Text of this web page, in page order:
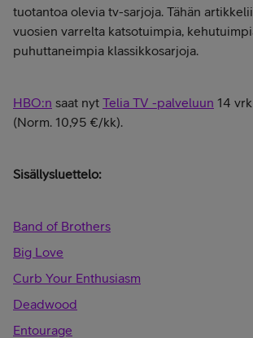
tuotantoa olevia tv-sarjoja. Tähän
vuosien varrelta katsotuimpia,
puhuttaneimpia klassikkosarjoja.
HBO:n saat nyt Telia TV -palveluun 14
(Norm. 10,95 €/kk).
Sisällysluettelo:
Band of Brothers
Big Love
Curb Your Enthusiasm
Deadwood
Entourage